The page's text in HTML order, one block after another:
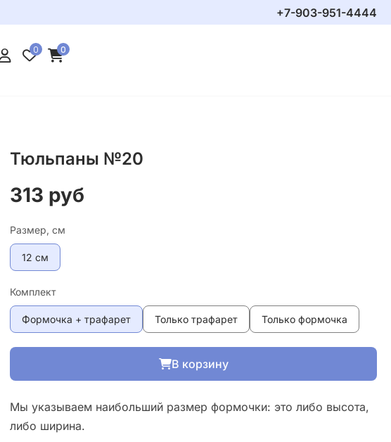
+7-903-951-4444
0 0
Тюльпаны №20
313 руб
Размер, см
12 см
Комплект
Формочка + трафарет Только трафарет Только формочка
В корзину
Мы указываем наибольший размер формочки: это либо высота,
либо ширина.